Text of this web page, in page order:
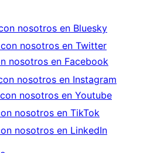
nosotros en Bluesky
nosotros en Twitter
nosotros en Facebook
nosotros en Instagram
nosotros en Youtube
nosotros en TikTok
nosotros en LinkedIn